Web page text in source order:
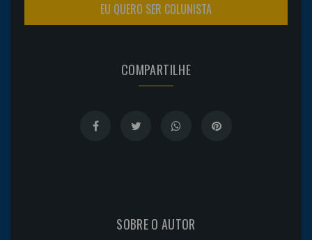
EU QUERO SER COLUNISTA
COMPARTILHE
SOBRE O AUTOR